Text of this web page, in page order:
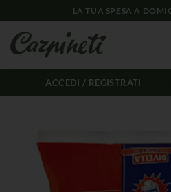
LA TUA SPESA A
ACCEDI / REGISTRATI